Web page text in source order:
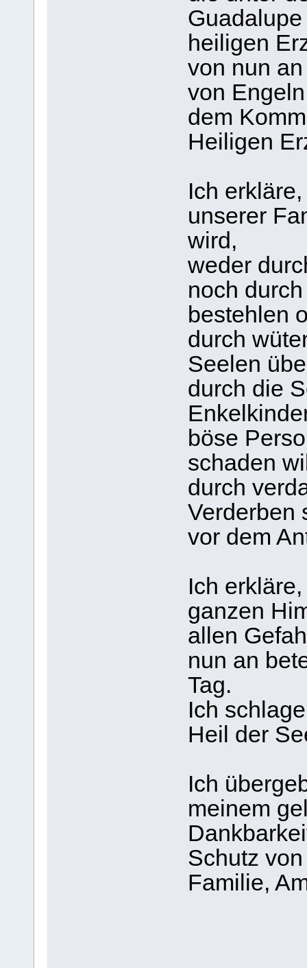
heiligen
von nun
von
dem
Heiligen
Ich
unserer
wird,
weder
noch
bestehlen
durch
Seelen
durch die
böse
schaden
durch
Verderben
vor dem
Ich
ganzen
allen
nun an
Tag.
Ich
Heil der
Ich
meinem
Schutz
Familie,